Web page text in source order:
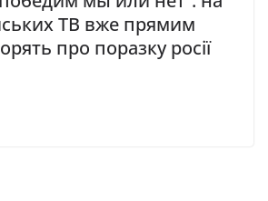
ТВ вже прямим
про поразку росії